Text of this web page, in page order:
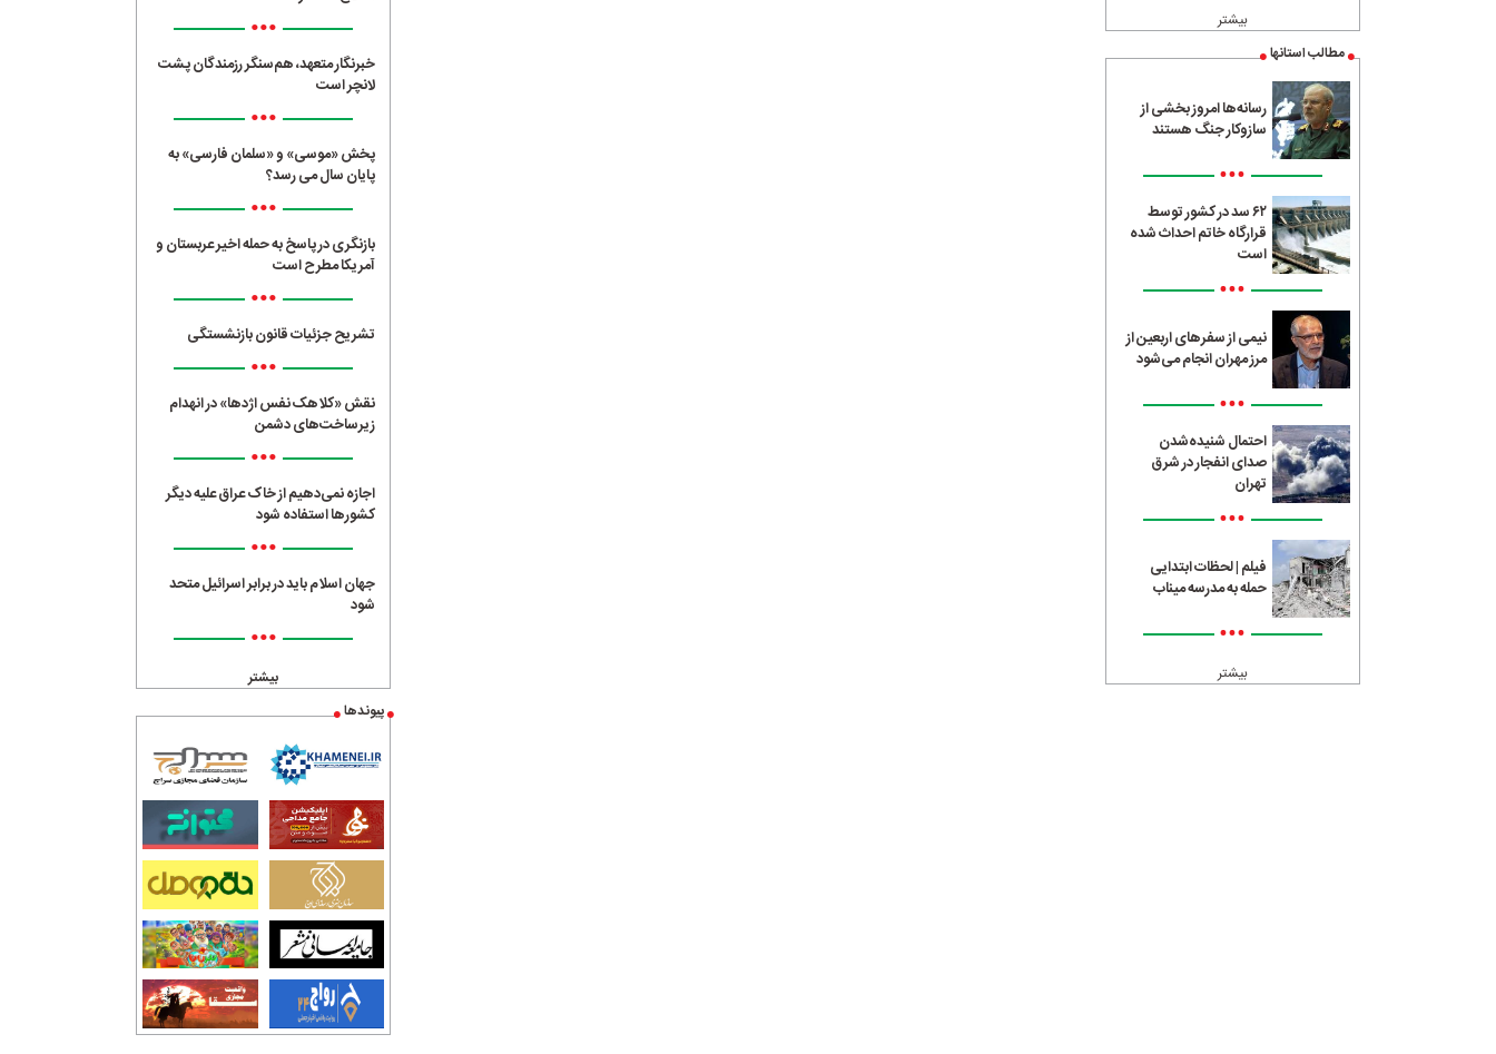
بیشتر
مطالب استانها
رسانه‌ها امروز بخشی از
سازوکار جنگ هستند
•••
۶۲ سد در کشور توسط
قرارگاه خاتم احداث شده
است
•••
نیمی از سفرهای اربعین از
مرز مهران انجام می‌شود
•••
احتمال شنیده‌شدن
صدای انفجار در شرق
تهران
•••
فیلم | لحظات ابتدایی
حمله به مدرسه میناب
•••
بیشتر
•••
خبرنگار متعهد، هم‌سنگر رزمندگان پشت
لانچر است
•••
پخش «موسی» و «سلمان فارسی» به
پایان سال می رسد؟
•••
بازنگری در پاسخ به حمله اخیر عربستان و
آمریکا مطرح است
•••
تشریح جزئیات قانون بازنشستگی
•••
نقش «کلاهک نفس اژدها» در انهدام
زیرساخت‌های دشمن
•••
اجازه نمی‌دهیم از خاک عراق علیه دیگر
کشورها استفاده شود
•••
جهان اسلام باید در برابر اسرائیل متحد
شود
•••
بیشتر
پیوندها